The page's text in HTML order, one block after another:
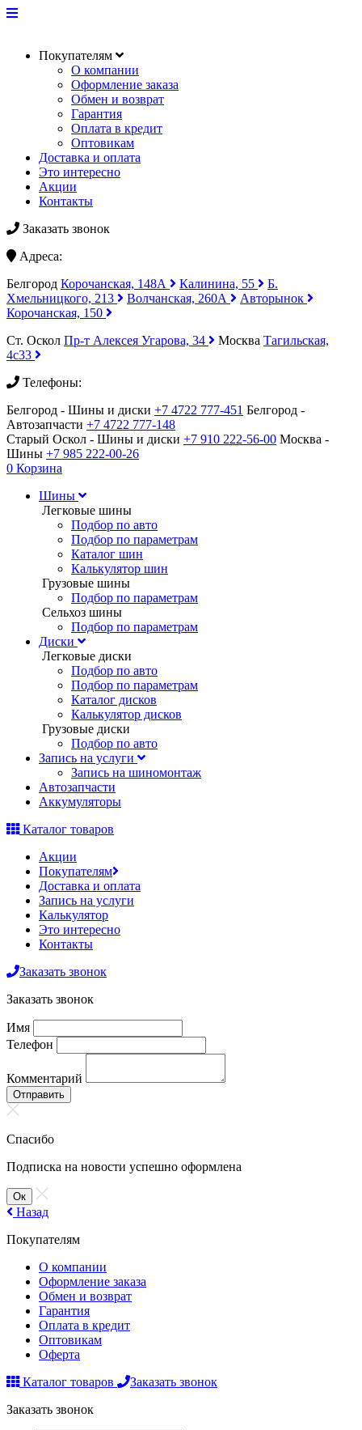
Покупателям
О компании
Оформление заказа
Обмен и возврат
Гарантия
Оплата в кредит
Оптовикам
Доставка и оплата
Это интересно
Акции
Контакты
Заказать звонок
Адреса:
Белгород Корочанская, 148А Калинина, 55
Б.
Хмельницкого, 213
Волчанская, 260А
Авторынок
Корочанская, 150
Ст. Оскол Пр-т Алексея Угарова, 34 Москва Тагильская,
4с33
Телефоны:
Белгород - Шины и диски +7 4722 777-451 Белгород -
Автозапчасти +7 4722 777-148
Старый Оскол - Шины и диски +7 910 222-56-00 Москва -
Шины +7 985 222-00-26
0 Корзина
Шины
Легковые шины
Подбор по авто
Подбор по параметрам
Каталог шин
Калькулятор шин
Грузовые шины
Подбор по параметрам
Сельхоз шины
Подбор по параметрам
Диски
Легковые диски
Подбор по авто
Подбор по параметрам
Каталог дисков
Калькулятор дисков
Грузовые диски
Подбор по авто
Запись на услуги
Запись на шиномонтаж
Автозапчасти
Аккумуляторы
Каталог товаров
Акции
Покупателям
Доставка и оплата
Запись на услуги
Калькулятор
Это интересно
Контакты
Заказать звонок
Заказать звонок
Имя
Телефон
Комментарий
Отправить
Спасибо
Подписка на новости успешно оформлена
Ок
Назад
Покупателям
О компании
Оформление заказа
Обмен и возврат
Гарантия
Оплата в кредит
Оптовикам
Оферта
Каталог товаров
Заказать звонок
Заказать звонок